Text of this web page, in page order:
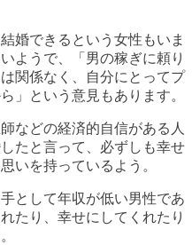
婚できるという女性もいま
ようで、「男の稼ぎに頼り
関係なく、自分にとってプ
」という意見もあります。
などの経済的自信がある人
たと言って、必ずしも幸せ
いを持っているよう。
として年収が低い男性であ
たり、幸せにしてくれたり